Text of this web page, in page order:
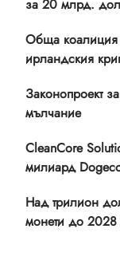
за 20 млрд.
Обща коалиция
ирландския
Законопроект
мълчание
CleanCore
милиард
Над трилион
монети до 2028